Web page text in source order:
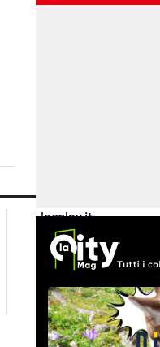
lacplay.it
lactv.it
laconair.it